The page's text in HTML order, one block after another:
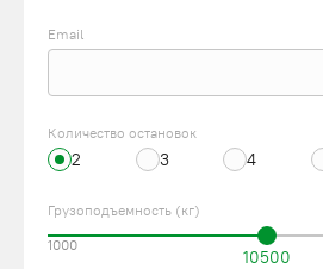
Email
Количество остановок
2 3 4
Грузоподъемность (кг)
10500
1000